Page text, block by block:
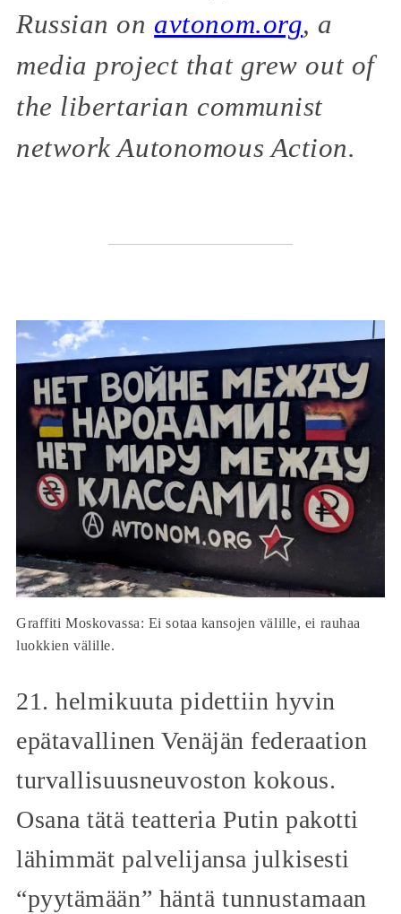
Russian on avtonom.org, a
media project that grew out of
the libertarian communist
network Autonomous Action.
Graffiti Moskovassa: Ei sotaa kansojen välille, ei rauhaa
luokkien välille.
21. helmikuuta pidettiin hyvin
epätavallinen Venäjän federaation
turvallisuusneuvoston kokous.
Osana tätä teatteria Putin pakotti
lähimmät palvelijansa julkisesti
“pyytämään” häntä tunnustamaan